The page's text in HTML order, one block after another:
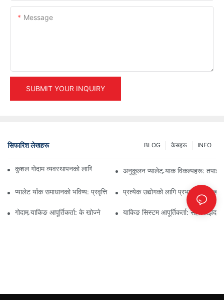
Message
SUBMIT YOUR INQUIRY
सिफारिश लेखहरू INFO
केसहरू
BLOG
कुशल गोदाम व्यवस्थापनको लागि शीर्ष औद्योगिक र्‍याकिङ समाधानहरू
अनुकूलन प्यालेट र्‍याक विकल्पहरू:
प्यालेट र्याक समाधानको भविष्य: प्रवृत्ति र नवीनताहरूप्रत्येक उद्योगको लागि प्रभावकारी
गोदाम र्‍याकिङ आपूर्तिकर्ता: के खोज्ने र्‍याकिङ सिस्टम आपूर्तिकर्ता: सही